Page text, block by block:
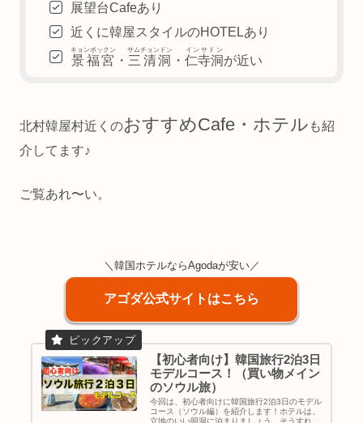
展望台Cafeあり
近くに韓屋スタイルのHOTELあり
景福宮
キョンボックン
・ 三清洞
サムチョンドン
・ 仁寺洞
インサドン
が近い
北村韓屋村近くのおすすめCafe・ホテル も紹
介してます♪
ご覧あれ〜い。
＼韓国ホテルならAgodaが安い／
アゴダ公式サイトはこちら
【初心者向け】韓国旅行2泊3日
モデルコース！（買い物メイン
のソウル旅）
今回は、初心者向けに韓国旅行2泊3日のモデル
コース（ソウル編）を紹介します！ホテルは、